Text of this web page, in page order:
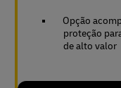
Opção
proteção
de alto valor